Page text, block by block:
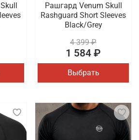
Рашгард Venum Skull
Rashguard Short Sleeves
Black/Grey
4 399 ₽
1 584 ₽
Выбрать